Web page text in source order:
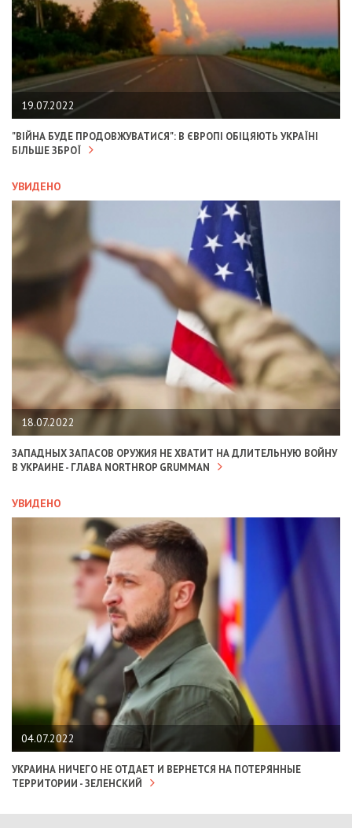
19.07.2022
"ВІЙНА БУДЕ ПРОДОВЖУВАТИСЯ": В ЄВРОПІ ОБІЦЯЮТЬ УКРАЇНІ
БІЛЬШЕ ЗБРОЇ
УВИДЕНО
18.07.2022
ЗАПАДНЫХ ЗАПАСОВ ОРУЖИЯ НЕ ХВАТИТ НА ДЛИТЕЛЬНУЮ ВОЙНУ
В УКРАИНЕ - ГЛАВА NORTHROP GRUMMAN
УВИДЕНО
04.07.2022
УКРАИНА НИЧЕГО НЕ ОТДАЕТ И ВЕРНЕТСЯ НА ПОТЕРЯННЫЕ
ТЕРРИТОРИИ - ЗЕЛЕНСКИЙ